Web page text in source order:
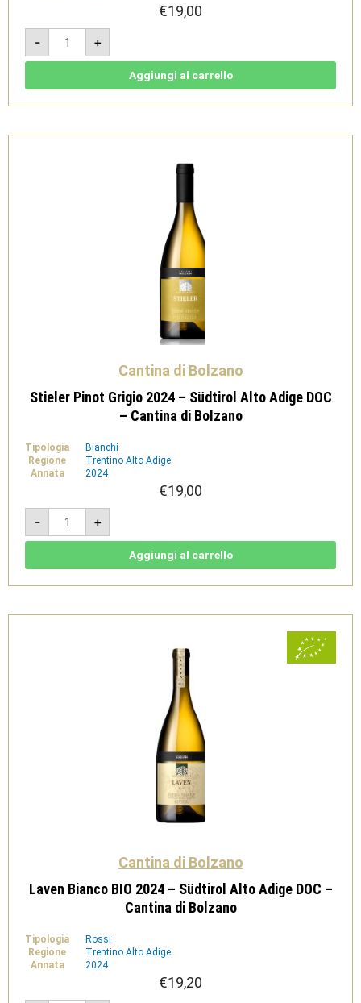
€19,00
-
Dellago
Pinot
Bianco
2024
Adige
Cantina
+
Aggiungi al carrello
Cantina di Bolzano
Stieler Pinot Grigio 2024 – Südtirol Alto Adige DOC
– Cantina di Bolzano
Tipologia
Bianchi
Regione
Trentino Alto Adige
Annata
2024
€19,00
-
Stieler
Pinot
Grigio
2024
Adige
Cantina
+
Aggiungi al carrello
Cantina di Bolzano
Laven Bianco BIO 2024 – Südtirol Alto Adige DOC –
Cantina di Bolzano
Tipologia
Rossi
Regione
Trentino Alto Adige
Annata
2024
€19,20